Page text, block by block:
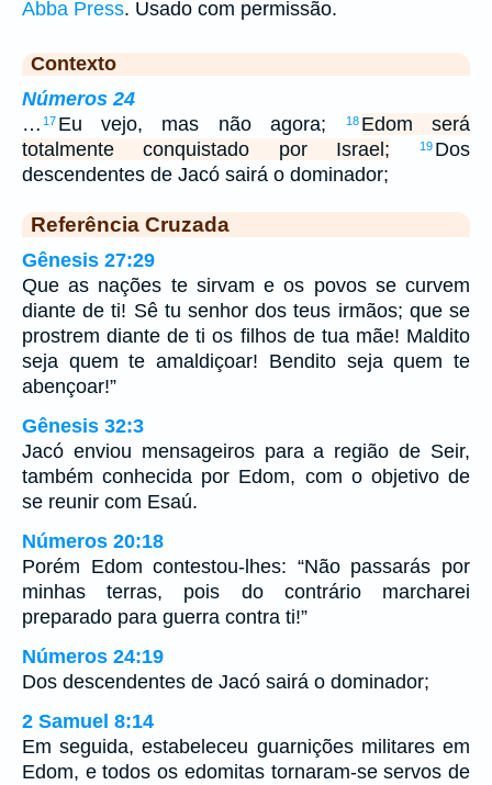
Abba Press. Usado com permissão.
Contexto
Números 24
… 17 Eu vejo, mas não agora; 18 Edom será
totalmente conquistado por Israel;
19 Dos
descendentes de Jacó sairá o dominador;
Referência Cruzada
Gênesis 27:29
Que as nações te sirvam e os povos se curvem
diante de ti! Sê tu senhor dos teus irmãos; que se
prostrem diante de ti os filhos de tua mãe! Maldito
seja quem te amaldiçoar! Bendito seja quem te
abençoar!”
Gênesis 32:3
Jacó enviou mensageiros para a região de Seir,
também conhecida por Edom, com o objetivo de
se reunir com Esaú.
Números 20:18
Porém Edom contestou-lhes: “Não passarás por
minhas terras, pois do contrário marcharei
preparado para guerra contra ti!”
Números 24:19
Dos descendentes de Jacó sairá o dominador;
2 Samuel 8:14
Em seguida, estabeleceu guarnições militares em
Edom, e todos os edomitas tornaram-se servos de